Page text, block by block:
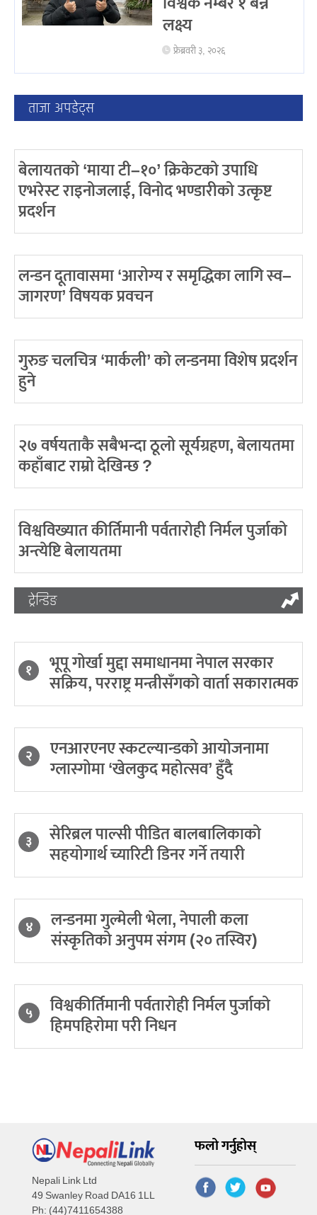
लक्ष्य
फ्रेब्रवरी ३, २०२६
ताजा अपडेट्स
बेलायतको ‘माया टी–१०’ क्रिकेटको उपाधि
एभरेस्ट राइनोजलाई, विनोद भण्डारीको उत्कृष्ट
प्रदर्शन
लन्डन दूतावासमा ‘आरोग्य र समृद्धिका लागि स्व–
जागरण’ विषयक प्रवचन
गुरुङ चलचित्र ‘मार्कली’ को लन्डनमा विशेष प्रदर्शन
हुने
२७ वर्षयताकै सबैभन्दा ठूलो सूर्यग्रहण, बेलायतमा
कहाँबाट राम्रो देखिन्छ ?
विश्वविख्यात कीर्तिमानी पर्वतारोही निर्मल पुर्जाको
अन्त्येष्टि बेलायतमा
ट्रेन्डिङ
१ भूपू गोर्खा मुद्दा समाधानमा नेपाल सरकार
सक्रिय, परराष्ट्र मन्त्रीसँगको वार्ता सकारात्मक
२ एनआरएनए स्कटल्यान्डको आयोजनामा
ग्लास्गोमा ‘खेलकुद महोत्सव’ हुँदै
३ सेरिब्रल पाल्सी पीडित बालबालिकाको
सहयोगार्थ च्यारिटी डिनर गर्ने तयारी
४ लन्डनमा गुल्मेली भेला, नेपाली कला
संस्कृतिको अनुपम संगम (२० तस्विर)
५ विश्वकीर्तिमानी पर्वतारोही निर्मल पुर्जाको
हिमपहिरोमा परी निधन
Nepali Link Ltd
49 Swanley Road DA16 1LL
Ph: (44)7411654388
फलो गर्नुहोस्